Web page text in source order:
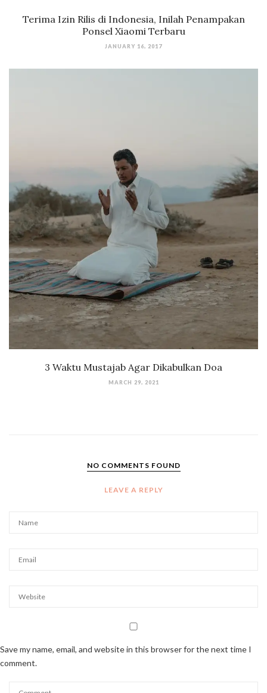
Terima Izin Rilis di Indonesia, Inilah Penampakan
Ponsel Xiaomi Terbaru
JANUARY 16, 2017
3 Waktu Mustajab Agar Dikabulkan Doa
MARCH 29, 2021
NO COMMENTS FOUND
LEAVE A REPLY
Save my name, email, and website in this browser for the next time I
comment.